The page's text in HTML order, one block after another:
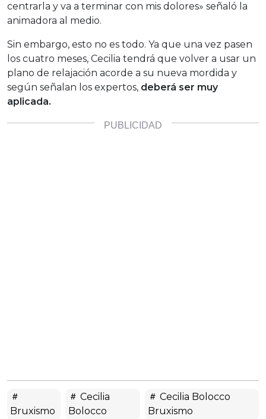
centrarla y va a terminar con mis dolores» señaló la
animadora al medio.
Sin embargo, esto no es todo. Ya que una vez pasen
los cuatro meses, Cecilia tendrá que volver a usar un
plano de relajación acorde a su nueva mordida y
según señalan los expertos, deberá ser muy
aplicada.
Bruxismo
Cecilia
Bolocco
Cecilia Bolocco
Bruxismo